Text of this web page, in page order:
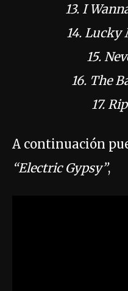
13. I
14.
15.
16. The
17.
A continuación
“Electric Gypsy”,